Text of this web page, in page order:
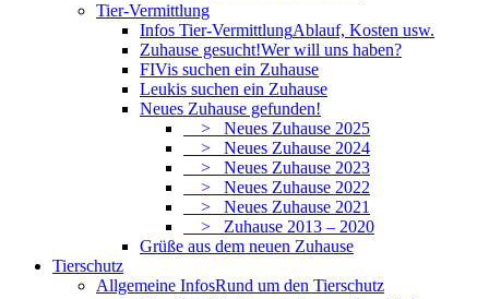
Tier-Vermittlung
Infos Tier-VermittlungAblauf, Kosten usw.
Zuhause gesucht!Wer will uns haben?
FIVis suchen ein Zuhause
Leukis suchen ein Zuhause
Neues Zuhause gefunden!
> Neues Zuhause 2025
> Neues Zuhause 2024
> Neues Zuhause 2023
> Neues Zuhause 2022
> Neues Zuhause 2021
> Zuhause 2013 – 2020
Grüße aus dem neuen Zuhause
Tierschutz
Allgemeine InfosRund um den Tierschutz